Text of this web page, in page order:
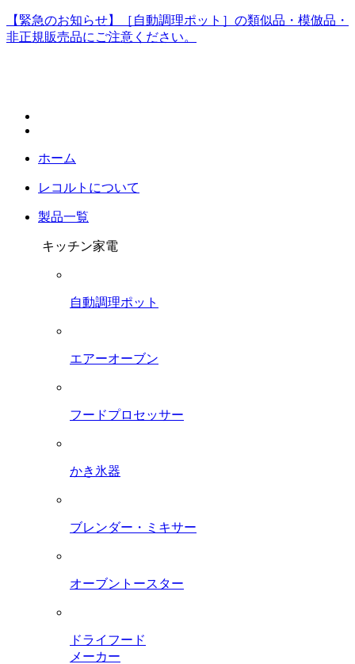
【緊急のお知らせ】［自動調理ポット］の類似品・模倣品・
非正規販売品にご注意ください。
ホーム
レコルトについて
製品一覧
キッチン家電
自動調理ポット
エアーオーブン
フードプロセッサー
かき氷器
ブレンダー・ミキサー
オーブントースター
ドライフード
メーカー